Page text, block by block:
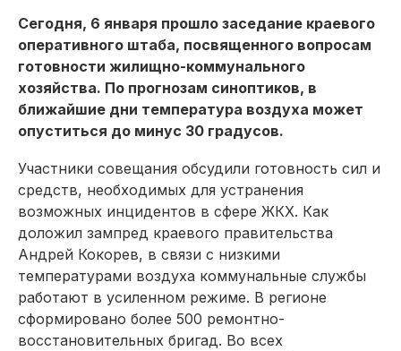
Сегодня, 6 января прошло заседание краевого
оперативного штаба, посвященного вопросам
готовности жилищно-коммунального
хозяйства. По прогнозам синоптиков, в
ближайшие дни температура воздуха может
опуститься до минус 30 градусов.
Участники совещания обсудили готовность сил и
средств, необходимых для устранения
возможных инцидентов в сфере ЖКХ. Как
доложил зампред краевого правительства
Андрей Кокорев, в связи с низкими
температурами воздуха коммунальные службы
работают в усиленном режиме. В регионе
сформировано более 500 ремонтно-
восстановительных бригад. Во всех